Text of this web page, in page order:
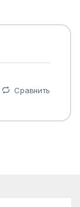
Сравнить